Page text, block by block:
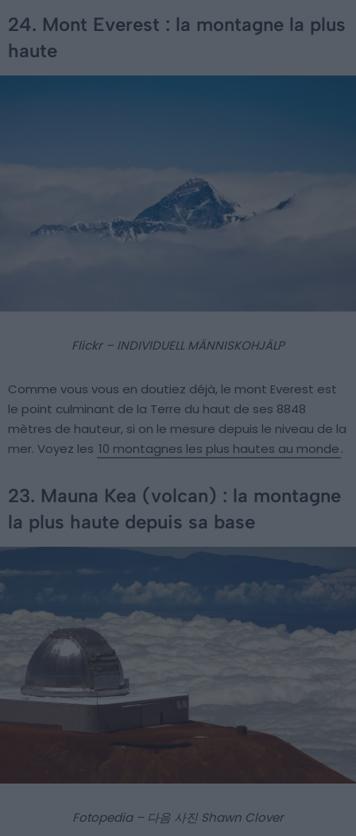
24. Mont Everest : la montagne la plus
haute
Flickr – INDIVIDUELL MÄNNISKOHJÄLP
Comme vous vous en doutiez déjà, le mont Everest est
le point culminant de la Terre du haut de ses 8848
mètres de hauteur, si on le mesure depuis le niveau de la
mer. Voyez les 10 montagnes les plus hautes au monde.
23. Mauna Kea (volcan) : la montagne
la plus haute depuis sa base
Fotopedia – 다음 사진 Shawn Clover